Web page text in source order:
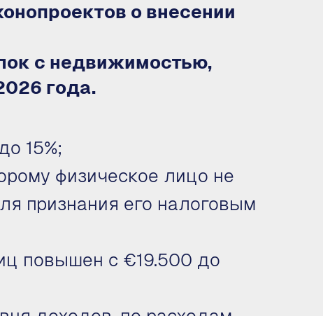
о внесении
с недвижимостью,
года.
15%;
физическое лицо не
признания его налоговым
повышен с €19.500 до